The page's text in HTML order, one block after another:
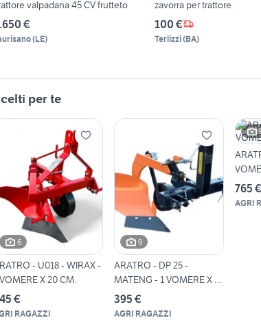
valpadana 45 CV frutteto
€
(LE)
zavorra per trattore
100 €
Terlizzi(BA)
per te
6
- U018 - WIRAX -
X 20 CM.
€
RAGAZZI
9
ARATRO - DP 25 -
MATENG - 1 VOMERE X 25
CM.
395 €
AGRI RAGAZZI
765 €
AGRI